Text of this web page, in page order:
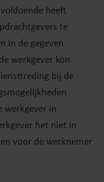
heeft
te
in de gegeven
werkgever kon
bij de
werkgever in
het niet in
voor de werknemer